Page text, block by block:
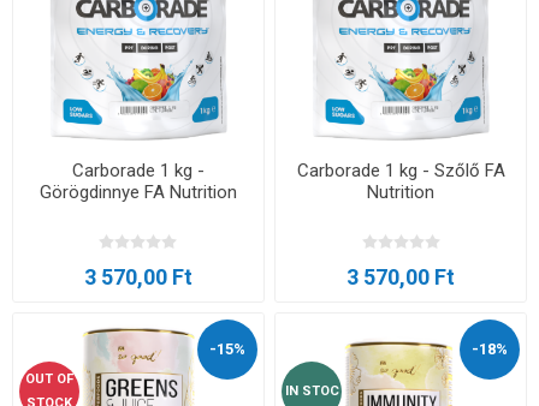
Carborade 1 kg -
Görögdinnye FA Nutrition
3 570,00 Ft
Carborade 1 kg - Szőlő FA
Nutrition
3 570,00 Ft
-15%
OUT OF
-18%
IN STOC